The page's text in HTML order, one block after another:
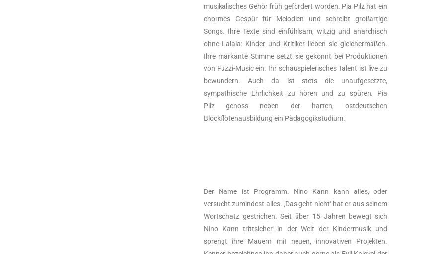
musikalisches Gehör früh gefördert worden. Pia Pilz hat ein
enormes Gespür für Melodien und schreibt großartige
Songs. Ihre Texte sind einfühlsam, witzig und anarchisch
ohne Lalala: Kinder und Kritiker lieben sie gleichermaßen.
Ihre markante Stimme setzt sie gekonnt bei Produktionen
von Fuzzi-Music ein. Ihr schauspielerisches Talent ist live zu
bewundern. Auch da ist stets die unaufgesetzte,
sympathische Ehrlichkeit zu hören und zu spüren. Pia
Pilz genoss neben der harten, ostdeutschen
Blockflötenausbildung ein Pädagogikstudium.
Der Name ist Programm. Nino Kann kann alles, oder
versucht zumindest alles. ‚Das geht nicht‘ hat er aus seinem
Wortschatz gestrichen. Seit über 15 Jahren bewegt sich
Nino Kann trittsicher in der Welt der Kindermusik und
sprengt ihre Mauern mit neuen, innovativen Projekten.